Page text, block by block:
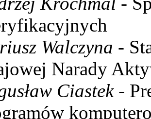
Walczyna -
Narady
Ciastek-